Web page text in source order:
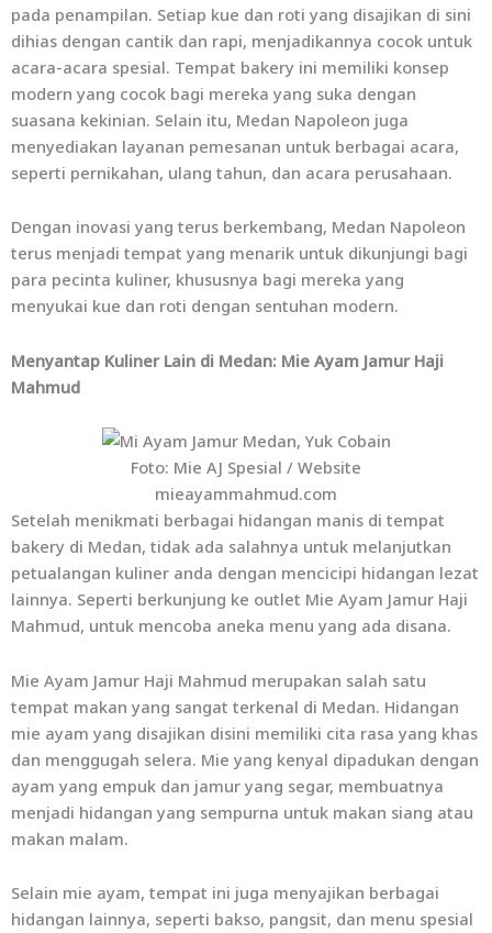
pada penampilan. Setiap kue dan roti yang disajikan di sini
dihias dengan cantik dan rapi, menjadikannya cocok untuk
acara-acara spesial. Tempat bakery ini memiliki konsep
modern yang cocok bagi mereka yang suka dengan
suasana kekinian. Selain itu, Medan Napoleon juga
menyediakan layanan pemesanan untuk berbagai acara,
seperti pernikahan, ulang tahun, dan acara perusahaan.
Dengan inovasi yang terus berkembang, Medan Napoleon
terus menjadi tempat yang menarik untuk dikunjungi bagi
para pecinta kuliner, khususnya bagi mereka yang
menyukai kue dan roti dengan sentuhan modern.
Menyantap Kuliner Lain di Medan: Mie Ayam Jamur Haji
Mahmud
Foto: Mie AJ Spesial / Website
mieayammahmud.com
Setelah menikmati berbagai hidangan manis di tempat
bakery di Medan, tidak ada salahnya untuk melanjutkan
petualangan kuliner anda dengan mencicipi hidangan lezat
lainnya. Seperti berkunjung ke outlet Mie Ayam Jamur Haji
Mahmud, untuk mencoba aneka menu yang ada disana.
Mie Ayam Jamur Haji Mahmud merupakan salah satu
tempat makan yang sangat terkenal di Medan. Hidangan
mie ayam yang disajikan disini memiliki cita rasa yang khas
dan menggugah selera. Mie yang kenyal dipadukan dengan
ayam yang empuk dan jamur yang segar, membuatnya
menjadi hidangan yang sempurna untuk makan siang atau
makan malam.
Selain mie ayam, tempat ini juga menyajikan berbagai
hidangan lainnya, seperti bakso, pangsit, dan menu spesial